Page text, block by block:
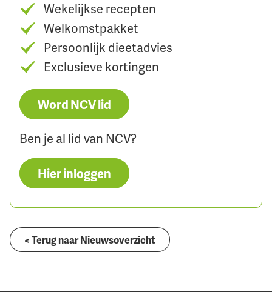
Wekelijkse recepten
Welkomstpakket
Persoonlijk dieetadvies
Exclusieve kortingen
Word NCV lid
Ben je al lid van NCV?
Hier inloggen
< Terug naar Nieuwsoverzicht